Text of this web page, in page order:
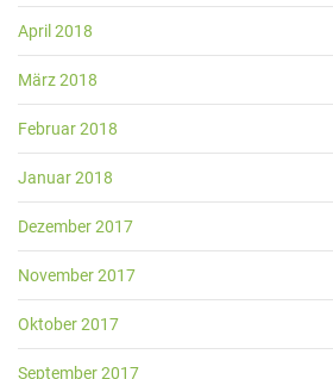
April 2018
März 2018
Februar 2018
Januar 2018
Dezember 2017
November 2017
Oktober 2017
September 2017